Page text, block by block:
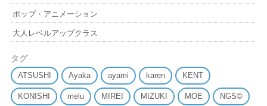
ポップ・アニメーション
大人レベルアップクラス
タグ
ATSUSHI Ayaka ayami karen KENT
KONISHI melu MIREI MIZUKI MOE NGS©